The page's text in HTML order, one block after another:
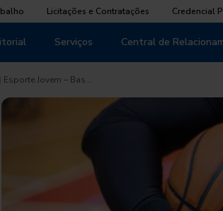
Licitações e Contratações Credencial
Serviços Central de
Esporte Jovem – Bas…